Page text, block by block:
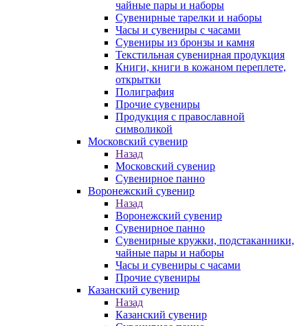
чайные пары и наборы
Сувенирные тарелки и наборы
Часы и сувениры с часами
Сувениры из бронзы и камня
Текстильная сувенирная продукция
Книги, книги в кожаном переплете,
открытки
Полиграфия
Прочие сувениры
Продукция с православной
символикой
Московский сувенир
Назад
Московский сувенир
Сувенирное панно
Воронежский сувенир
Назад
Воронежский сувенир
Сувенирное панно
Сувенирные кружки, подстаканники,
чайные пары и наборы
Часы и сувениры с часами
Прочие сувениры
Казанский сувенир
Назад
Казанский сувенир